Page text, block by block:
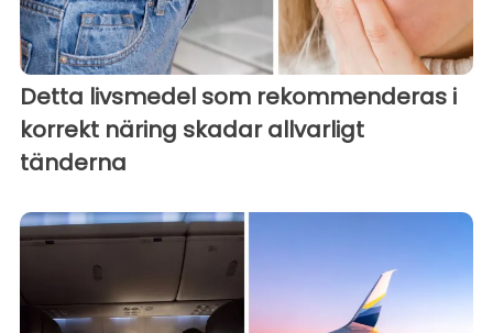
Detta livsmedel som rekommenderas i
korrekt näring skadar allvarligt
tänderna